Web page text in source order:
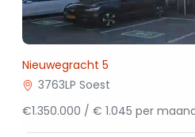
Nieuwegracht 5
3763LP Soest
€1.350.000 / € 1.045 per